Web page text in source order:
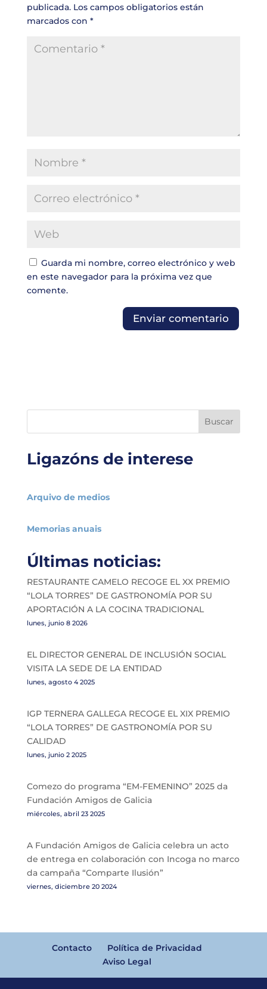
publicada. Los campos obligatorios están
marcados con *
Guarda mi nombre, correo electrónico y web
en este navegador para la próxima vez que
comente.
Buscar
Ligazóns de interese
Arquivo de medios
Memorias anuais
Últimas noticias:
RESTAURANTE CAMELO RECOGE EL XX PREMIO
“LOLA TORRES” DE GASTRONOMÍA POR SU
APORTACIÓN A LA COCINA TRADICIONAL
lunes, junio 8 2026
EL DIRECTOR GENERAL DE INCLUSIÓN SOCIAL
VISITA LA SEDE DE LA ENTIDAD
lunes, agosto 4 2025
IGP TERNERA GALLEGA RECOGE EL XIX PREMIO
“LOLA TORRES” DE GASTRONOMÍA POR SU
CALIDAD
lunes, junio 2 2025
Comezo do programa “EM-FEMENINO” 2025 da
Fundación Amigos de Galicia
miércoles, abril 23 2025
A Fundación Amigos de Galicia celebra un acto
de entrega en colaboración con Incoga no marco
da campaña “Comparte Ilusión”
viernes, diciembre 20 2024
Contacto
Política de Privacidad
Aviso Legal